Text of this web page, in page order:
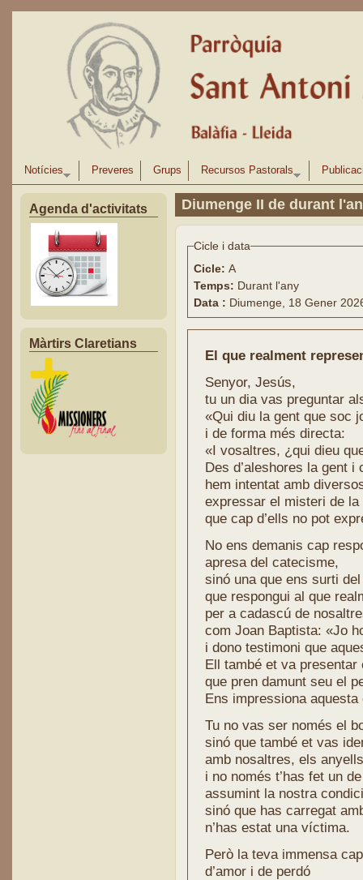
Notícies Preveres Grups Recursos Pastorals
Agenda d'activitats
Màrtirs Claretians
Diumenge II de durant
Cicle i data
Cicle: A
Temps: Durant l'any
Data : Diumenge, 18 Gener
El que realment
Senyor, Jesús,
tu un dia vas preguntar
«Qui diu la gent que soc
i de forma més directa:
«I vosaltres, ¿qui dieu
Des d’aleshores la gent
hem intentat amb
expressar el misteri de la
que cap d’ells no pot
No ens demanis cap
apresa del catecisme,
sinó una que ens surti
que respongui al que
per a cadascú de
com Joan Baptista: «Jo
i dono testimoni que
Ell també et va presentar
que pren damunt seu el
Ens impressiona
Tu no vas ser només el
sinó que també et vas
amb nosaltres, els
i no només t’has fet un
assumint la nostra
sinó que has carregat
n’has estat una víctima.
Però la teva immensa
d’amor i de perdó